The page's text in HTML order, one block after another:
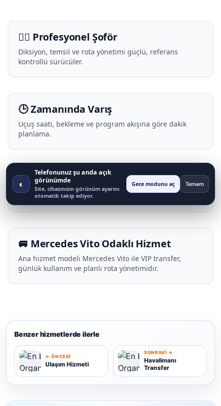
🧑‍✈️ Profesyonel Şoför
Diksiyon, temsil ve rota yönetimi güçlü, referans
kontrollü sürücüler.
🕒 Zamanında Varış
Uçuş saati, bekleme ve program akışına göre dakik
planlama.
🔒 Gizlilik
Lokasyon/rota bilgileri gizlilik protokolü ile korunur.
🚐 Mercedes Vito Odaklı Hizmet
Ana hizmet modeli Mercedes Vito ile VIP transfer,
günlük kullanım ve planlı rota yönetimidir.
Benzer hizmetlerde ilerle
← ÖNCEKI
Ulaşım Hizmeti
SONRAKI →
Havalimanı
Transfer
◐
Telefonunuz şu anda açık
görünümde
Site, cihazınızın görünüm ayarını
otomatik takip ediyor.
Gece modunu aç Tamam